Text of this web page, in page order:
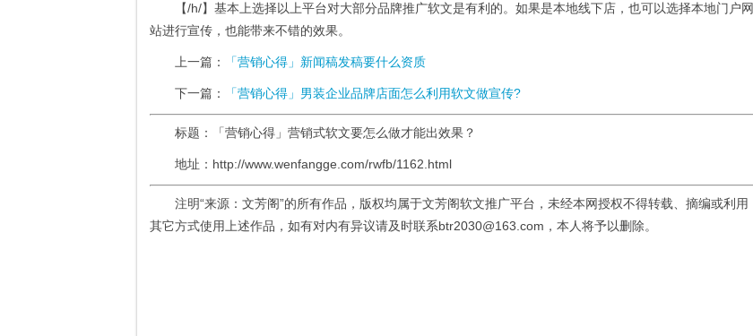
【/h/】基本上选择以上平台对大部分品牌推广软文是有利的。如果是本地线下店，也可以选择本地门户网
站进行宣传，也能带来不错的效果。
上一篇： 「营销心得」新闻稿发稿要什么资质
下一篇： 「营销心得」男装企业品牌店面怎么利用软文做宣传?
标题：「营销心得」营销式软文要怎么做才能出效果？
地址：http://www.wenfangge.com/rwfb/1162.html
注明“来源：文芳阁”的所有作品，版权均属于文芳阁软文推广平台，未经本网授权不得转载、摘编或利用
其它方式使用上述作品，如有对内有异议请及时联系btr2030@163.com，本人将予以删除。